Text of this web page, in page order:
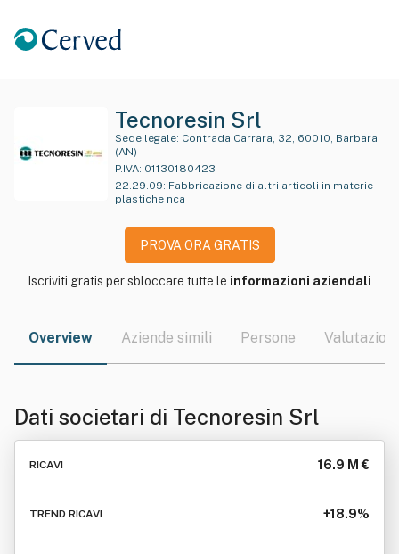
Tecnoresin Srl
Sede legale:
(AN)
P.IVA: 01130180423
22.29.09: Fabbricazione di altri articoli in materie
plastiche nca
PROVA ORA GRATIS
Iscriviti gratis per sbloccare tutte le informazioni aziendali
Overview Aziende simili Persone Valutazioni
Dati societari di Tecnoresin Srl
RICAVI 16.9 M €
TREND RICAVI +18.9%